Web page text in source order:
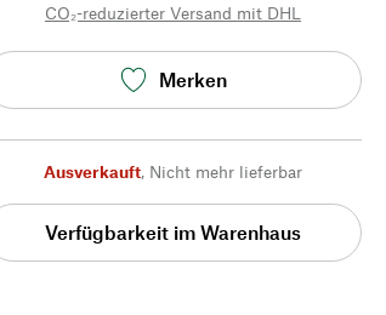
CO₂-reduzierter Versand mit DHL
Merken
Ausverkauft, Nicht mehr lieferbar
Verfügbarkeit im Warenhaus